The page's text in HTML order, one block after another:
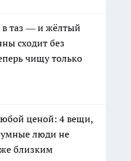
таз — и жёлтый
сходит без
чищу только
ценой: 4 вещи,
люди не
близким